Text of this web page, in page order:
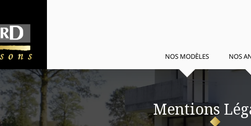
NOS MODÈLES NOS
Mentions